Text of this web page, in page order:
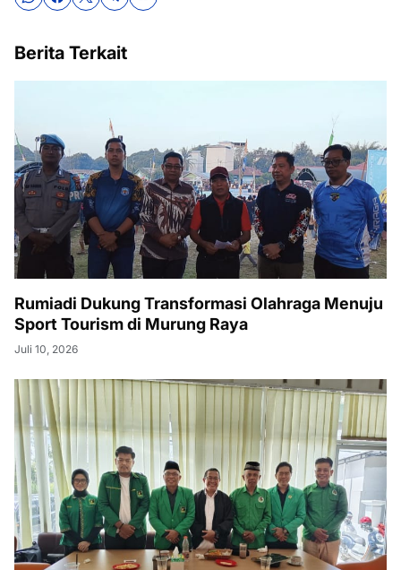
Berita Terkait
Rumiadi Dukung Transformasi Olahraga Menuju
Sport Tourism di Murung Raya
Juli 10, 2026